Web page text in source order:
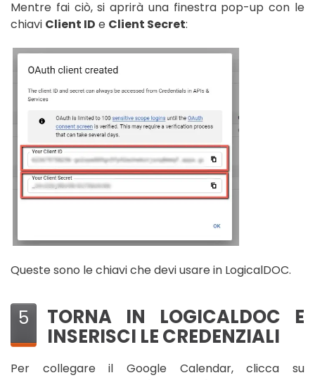
Mentre fai ciò, si aprirà una finestra pop-up con le
chiavi Client ID e Client Secret:
Queste sono le chiavi che devi usare in LogicalDOC.
5 TORNA IN LOGICALDOC E
INSERISCI LE CREDENZIALI
Per collegare il Google Calendar, clicca su